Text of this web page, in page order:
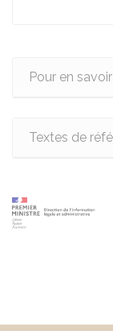
Pour en
Textes de